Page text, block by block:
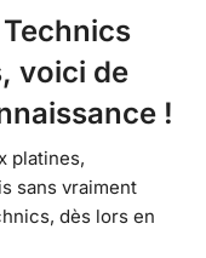
voici de
!
platines,
sans vraiment
dès lors en